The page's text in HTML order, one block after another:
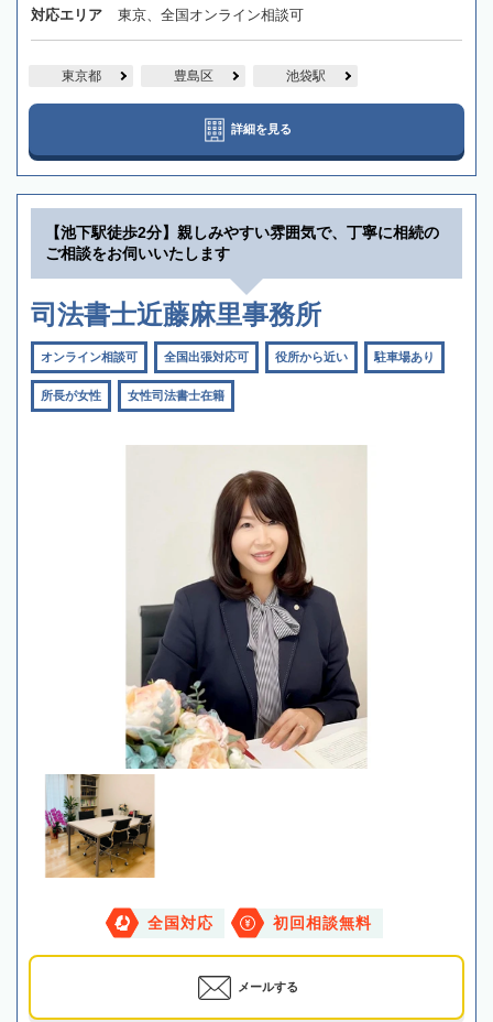
対応エリア 東京、全国オンライン相談可
東京都 豊島区 池袋駅
詳細を見る
【池下駅徒歩2分】親しみやすい雰囲気で、丁寧に相続の
ご相談をお伺いいたします
司法書士近藤麻里事務所
オンライン相談可 全国出張対応可 役所から近い 駐車場あり
所長が女性 女性司法書士在籍
全国対応 初回相談無料
メールする